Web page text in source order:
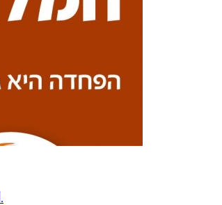
أطلق مركز مساواة حملة اعلامية رقمية ضد التحريض العنصري على شهر رمضان المبارك.